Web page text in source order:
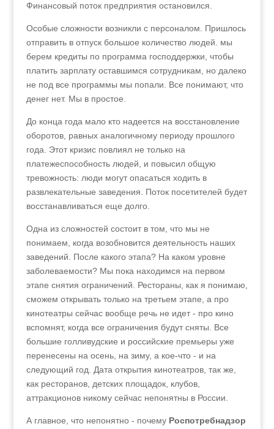
Финансовый поток предприятия остановился.
Особые сложности возникли с персоналом. Пришлось
отправить в отпуск большое количество людей. мы
берем кредиты по программа господдержки, чтобы
платить зарплату оставшимся сотрудникам, но далеко
не под все программы мы попали. Все понимают, что
денег нет. Мы в простое.
До конца года мало кто надеется на восстановление
оборотов, равных аналогичному периоду прошлого
года. Этот кризис повлиял не только на
платежеспособность людей, и повысил общую
тревожность: люди могут опасаться ходить в
развлекательные заведения. Поток посетителей будет
восстанавливаться еще долго.
Одна из сложностей состоит в том, что мы не
понимаем, когда возобновится деятельность наших
заведений. После какого этапа? На каком уровне
заболеваемости? Мы пока находимся на первом
этапе снятия ограничений. Рестораны, как я понимаю,
сможем открывать только на третьем этапе, а про
кинотеатры сейчас вообще речь не идет - про кино
вспомнят, когда все ограничения будут сняты. Все
большие голливудские и российские премьеры уже
перенесены на осень, на зиму, а кое-что - и на
следующий год. Дата открытия кинотеатров, так же,
как ресторанов, детских площадок, клубов,
аттракционов никому сейчас непонятны в России.
А главное, что непонятно - почему Роспотребнадзор